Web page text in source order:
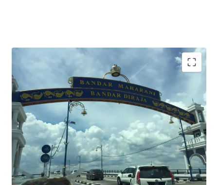
Commercial title
Freehold tenure
Plot ratio: 1:3.5
Flat terrain
Main road frontage
Potential development: standalone commercial
building, medical centre, car showroom, Hotel, office
building, petrol station, and many more